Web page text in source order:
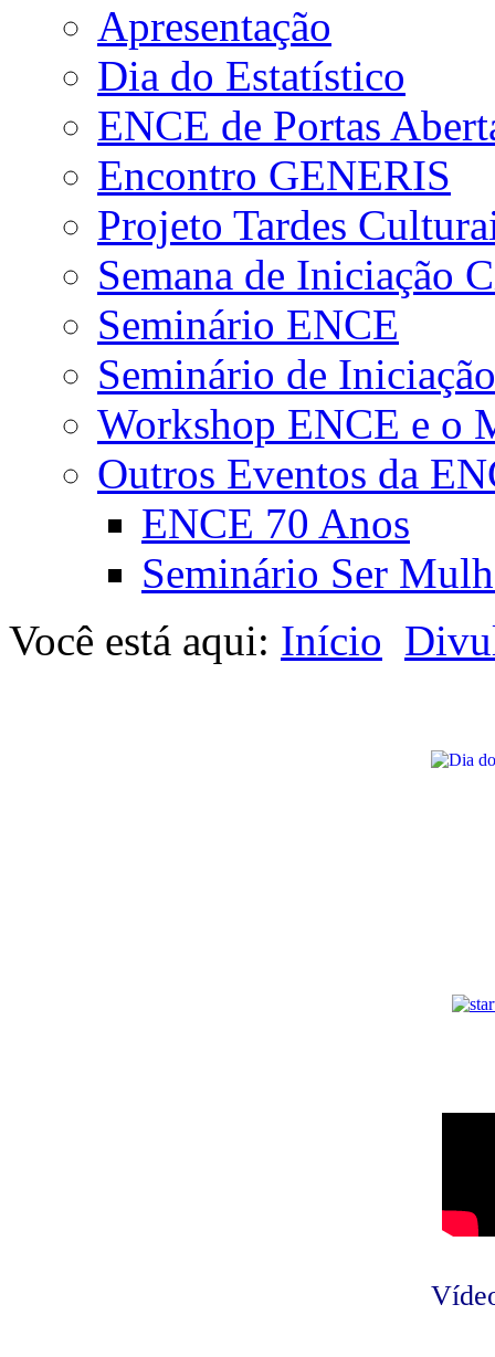
Apresentação
Dia do Estatístico
ENCE de Portas
Encontro GENERIS
Projeto Tardes
Semana de Iniciação
Seminário ENCE
Seminário de
Workshop ENCE e o
Outros Eventos da
ENCE 70 Anos
Seminário Ser
Você está aqui: Início